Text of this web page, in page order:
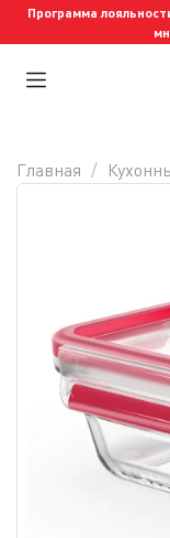
Программа
Главная